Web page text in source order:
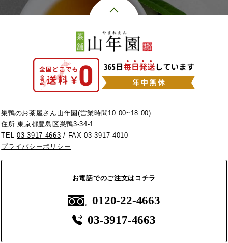
巣鴨のお茶屋さん山年園(営業時間10:00~18:00)
住所 東京都豊島区巣鴨3-34-1
TEL03-3917-4663 / FAX 03-3917-4010
プライバシーポリシー
お電話でのご注文はコチラ
0120-22-4663
03-3917-4663